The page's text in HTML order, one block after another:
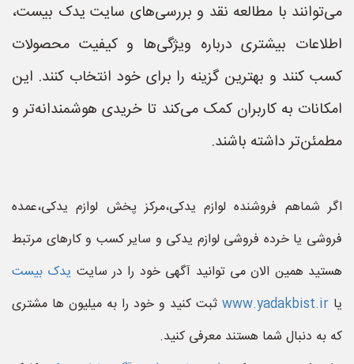
می‌توانند با مطالعه نقد و بررسی‌های سایت یدک بیست،
اطلاعات بیشتری درباره ویژگی‌ها و کیفیت محصولات
کسب کنند و بهترین گزینه را برای خود انتخاب کنند. این
امکانات به کاربران کمک می‌کند تا خریدی هوشمندانه‌تر و
مطمئن‌تر داشته باشند.
اگر شماهم فروشنده لوازم یدکی،مرکز پخش لوازم یدکی،عمده
فروشی یا خرده فروشی لوازم یدکی و سایر کسب و کارهای مرتبط
هستید همین الان می توانید آگهی خود را در سایت یدک بیست
یا www.yadakbist.ir ثبت کنید و خود را به میلیون ها مشتری
که به دنبال شما هستند معرفی کنید.